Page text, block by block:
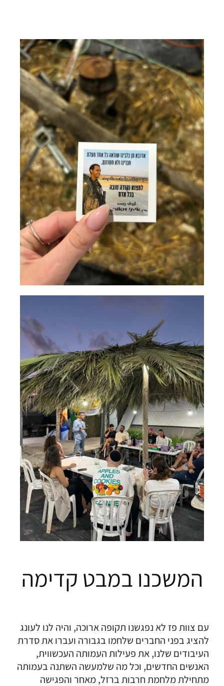
המשכנו במבט קדימה
עם צוות פז לא נפגשנו תקופה ארוכה, והיה לנו לעונג
להציג בפני החברים שלחמו בגבורה ועברו את סדרת
העיבודים שלנו, את פעילות העמותה העכשווית,
האנשים החדשים, וכל מה שלמעשה השתנה בעמותה
מתחילת מלחמת חרבות ברזל, מאחר והפגישה